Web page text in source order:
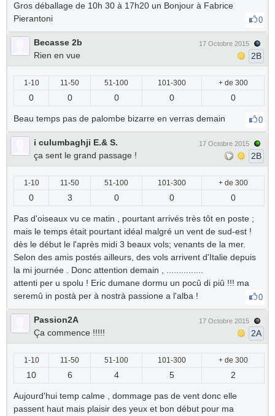
Gros déballage de 10h 30 à 17h20 un Bonjour à Fabrice
Pierantoni
0
Becasse 2b
Rien en vue
17 Octobre 2015
2B
1-10 11-50 51-100 101-300 + de 300
0 0 0 0 0
Beau temps pas de palombe bizarre en verras demain 0
i culumbaghji E.& S.
ça sent le grand passage !
17 Octobre 2015
2B
1-10 11-50 51-100 101-300 + de 300
0 3 0 0 0
Pas d'oiseaux vu ce matin , pourtant arrivés très tôt en poste ;
mais le temps était pourtant idéal malgré un vent de sud-est !
dès le début le l'après midi 3 beaux vols; venants de la mer.
Selon des amis postés ailleurs, des vols arrivent d'Italie depuis
la mi journée . Donc attention demain , ...............
attenti per u spolu ! Eric dumane dormu un pocû di piû !!! ma
seremû in postà per à nostrà passione a l'alba !
0
Passion2A
Ça commence !!!!!
17 Octobre 2015
2A
1-10 11-50 51-100 101-300 + de 300
10 6 4 5 2
Aujourd'hui temp calme , dommage pas de vent donc elle
passent haut mais plaisir des yeux et bon début pour ma